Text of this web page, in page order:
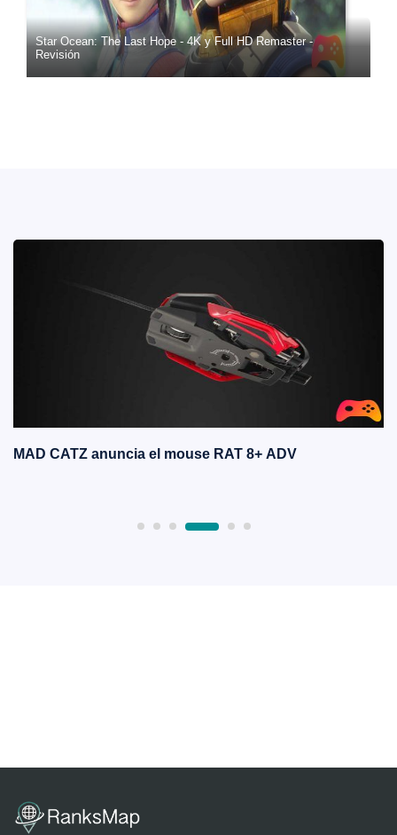
Star Ocean: The Last Hope - 4K y Full HD Remaster -
Revisión
MAD CATZ anuncia el mouse RAT 8+ ADV